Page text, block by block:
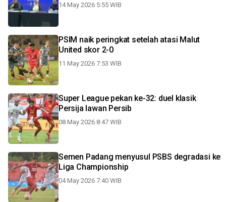
14 May 2026 5:55 WIB
PSIM naik peringkat setelah atasi Malut
United skor 2-0
11 May 2026 7:53 WIB
Super League pekan ke-32: duel klasik
Persija lawan Persib
08 May 2026 8:47 WIB
Semen Padang menyusul PSBS degradasi ke
Liga Championship
04 May 2026 7:40 WIB